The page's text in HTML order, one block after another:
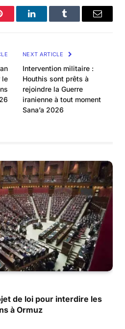
LinkedInTumblr Email
le
NEXT ARTICLE
Intervention militaire :
Houthis sont prêts à
rejoindre la Guerre
iranienne à tout moment
Sana’a 2026
de loi pour interdire les
à Ormuz